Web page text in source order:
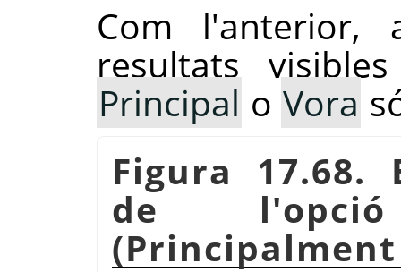
Com l'anterior,
resultats
Principal o Vora
Figura 17.68.
de